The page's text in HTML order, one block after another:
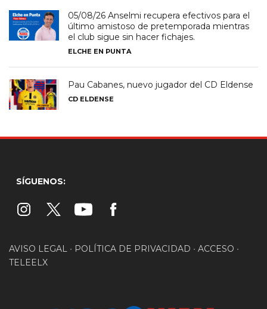
05/08/26 Anselmi recupera efectivos para el
último amistoso de pretemporada mientras
el club sigue sin hacer fichajes.
ELCHE EN PUNTA
Pau Cabanes, nuevo jugador del CD Eldense
CD ELDENSE
SÍGUENOS:
AVISO LEGAL • POLÍTICA DE PRIVACIDAD • ACCESO •
TELEELX